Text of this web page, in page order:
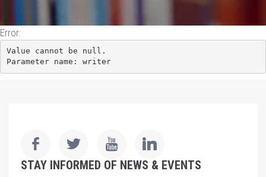
Error:
Value cannot be null.
Parameter name: writer
STAY INFORMED OF NEWS & EVENTS